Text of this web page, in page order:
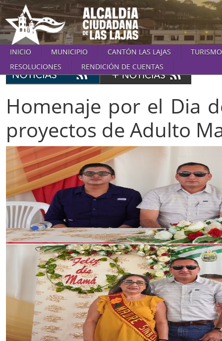
INICIO MUNICIPIO CANTÓN LAS LAJAS
TURISMO
RESOLUCIONES
RENDICIÓN DE CUENTAS
Homenaje por el Dia
proyectos de Adulto